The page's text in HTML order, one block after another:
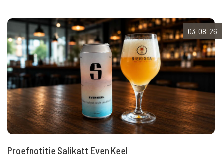
03-08-26
Proefnotitie Salikatt Even Keel